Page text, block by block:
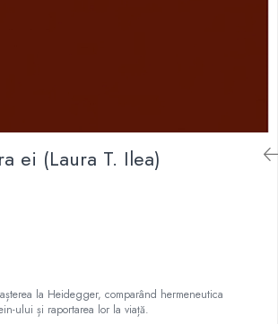
ei (Laura T. Ilea)
la Heidegger, comparând hermeneutica
ului și raportarea lor la viață.